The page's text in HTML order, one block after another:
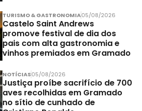
TURISMO & GASTRONOMIA05/08/2026
Castelo Saint Andrews
promove festival de dia dos
pais com alta gastronomia e
vinhos premiados em Gramado
NOTÍCIAS05/08/2026
Justiça proíbe sacrifício de 700
aves recolhidas em Gramado
no sítio de cunhado de